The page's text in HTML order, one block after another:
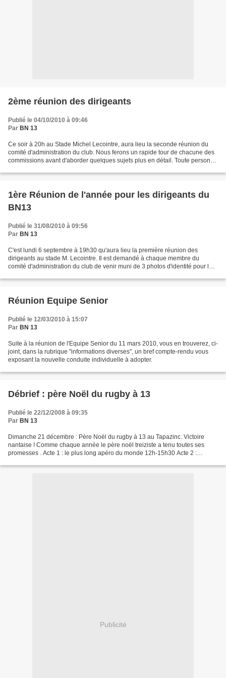
2ème réunion des dirigeants
Publié le 04/10/2010 à 09:46
Par BN 13
Ce soir à 20h au Stade Michel Lecointre, aura lieu la seconde réunion du
comité d'administration du club. Nous ferons un rapide tour de chacune des
commissions avant d'aborder quelques sujets plus en détail. Toute personne
1ère Réunion de l'année pour les dirigeants du
BN13
Publié le 31/08/2010 à 09:56
Par BN 13
C'est lundi 6 septembre à 19h30 qu'aura lieu la première réunion des
dirigeants au stade M. Lecointre. Il est demandé à chaque membre du
comité d'administration du club de venir muni de 3 photos d'identité pour la
Réunion Equipe Senior
Publié le 12/03/2010 à 15:07
Par BN 13
Suite à la réunion de l'Equipe Senior du 11 mars 2010, vous en trouverez, ci-
joint, dans la rubrique "informations diverses", un bref compte-rendu vous
exposant la nouvelle conduite individuelle à adopter.
Débrief : père Noël du rugby à 13
Publié le 22/12/2008 à 09:35
Par BN 13
Dimanche 21 décembre : Père Noël du rugby à 13 au Tapazinc. Victoire
nantaise ! Comme chaque année le père noël treiziste a tenu toutes ses
promesses . Acte 1 : le plus long apéro du monde 12h-15h30 Acte 2 :
Publicité